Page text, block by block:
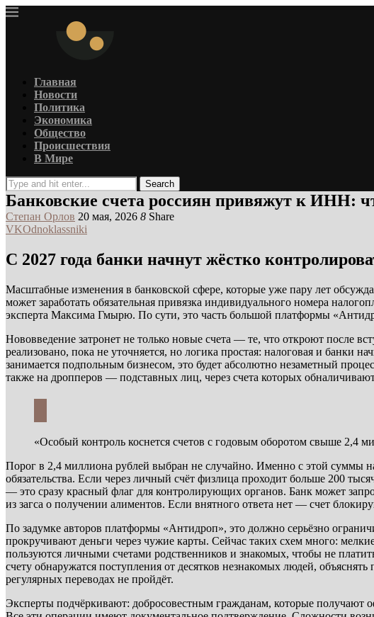
Главная
Новости
Политика
Экономика
Общество
Происшествия
В Мире
Search
Банковские счета россиян привяжут к ИНН:
Степан Орлов 20 мая, 2026 8 Share
VKOdnoklassniki
С 2027 года банки начнут жёстко
Масштабные изменения в банковской сфере, которые уже пару лет
может заработать обязательная привязка индивидуального номера
эксперта Максима Гмырю. По сути, это часть большой платформы
Нововведение затронет не только новые счета — те, что откроют после
реализовано, пока не уточняется, но логика простая: налоговая и банки
занимается подпольным бизнесом, это будет абсолютно незаметный
также на дропперов — подставных лиц, через счета которых
«Особый контроль коснется счетов с годовым оборотом свыше 2,4
Порог в 2,4 миллиона рублей выбран не случайно. Именно с этой суммы
обязательства. Если через личный счёт физлица проходит больше 200
— это сразу красный флаг для контролирующих органов. Банк может
из загса о получении алиментов. Если внятного ответа нет — счет
По задумке авторов платформы «Антидроп», это должно серьёзно
прокручивают деньги через чужие карты. Сейчас таких схем много:
пользуются личными счетами родственников и знакомых, чтобы не
счету обнаружатся поступления от десятков незнакомых людей,
регулярных переводах не пройдёт.
Эксперты подчёркивают: добросовестным гражданам, которые получают